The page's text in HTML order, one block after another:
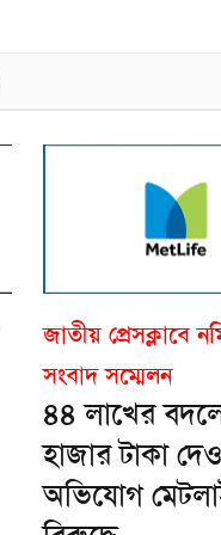
জাতীয় প্রেসক্লাবে
সংবাদ সম্মেলন
৪৪ লাখের
হাজার টাকা
অভিযোগ